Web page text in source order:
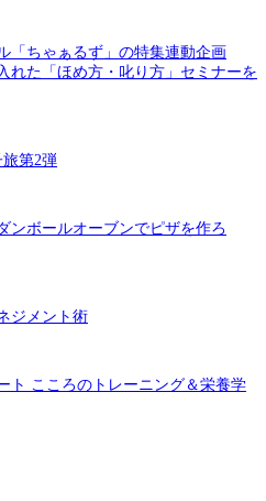
「ちゃぁるず」の特集連動企画
れた「ほめ方・叱り方」セミナーを
第2弾
ンボールオーブンでピザを作ろ
ジメント術
ト こころのトレーニング＆栄養学